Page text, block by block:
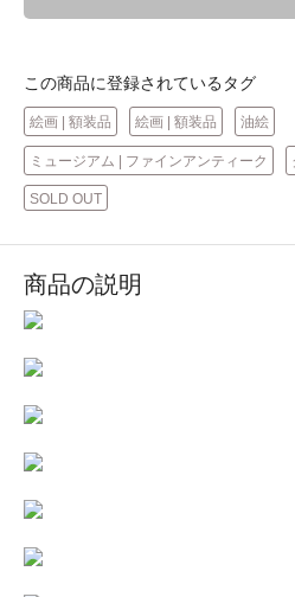
この商品に登録されているタグ
絵画 | 額装品 絵画 | 額装品 油絵
ミュージアム | ファインアンティーク
SOLD OUT
商品の説明